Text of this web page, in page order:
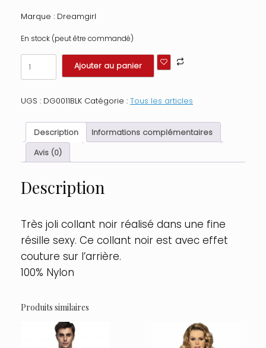
Marque : Dreamgirl
En stock (peut être commandé)
quantité
de
Collant
nylon
fine
résille
Taille
:
Couleur
:
Ajouter au panier
UGS : DG0011BLK Catégorie : Tous les articles
Description
Informations complémentaires
Avis (0)
Description
Très joli collant noir réalisé dans une fine
résille sexy. Ce collant noir est avec effet
couture sur l’arrière.
100% Nylon
Produits similaires